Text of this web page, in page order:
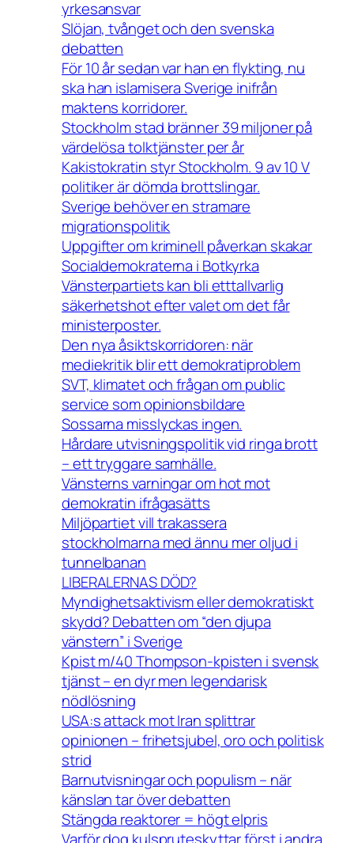
yrkesansvar
Slöjan, tvånget och den svenska
debatten
För 10 år sedan var han en flykting, nu
ska han islamisera Sverige inifrån
maktens korridorer.
Stockholm stad bränner 39 miljoner på
värdelösa tolktjänster per år
Kakistokratin styr Stockholm. 9 av 10 V
politiker är dömda brottslingar.
Sverige behöver en stramare
migrationspolitik
Uppgifter om kriminell påverkan skakar
Socialdemokraterna i Botkyrka
Vänsterpartiets kan bli etttallvarlig
säkerhetshot efter valet om det får
ministerposter.
Den nya åsiktskorridoren: när
mediekritik blir ett demokratiproblem
SVT, klimatet och frågan om public
service som opinionsbildare
Sossarna misslyckas ingen.
Hårdare utvisningspolitik vid ringa brott
– ett tryggare samhälle.
Vänsterns varningar om hot mot
demokratin ifrågasätts
Miljöpartiet vill trakassera
stockholmarna med ännu mer oljud i
tunnelbanan
LIBERALERNAS DÖD?
Myndighetsaktivism eller demokratiskt
skydd? Debatten om “den djupa
vänstern” i Sverige
Kpist m/40 Thompson-kpisten i svensk
tjänst – en dyr men legendarisk
nödlösning
USA:s attack mot Iran splittrar
opinionen – frihetsjubel, oro och politisk
strid
Barnutvisningar och populism – när
känslan tar över debatten
Stängda reaktorer = högt elpris